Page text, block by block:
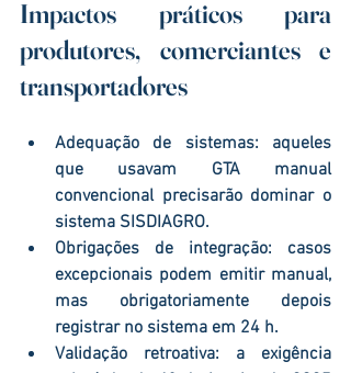
Impactos práticos para
produtores, comerciantes e
transportadores
Adequação de sistemas: aqueles
que usavam GTA manual
convencional precisarão dominar o
sistema SISDIAGRO.
Obrigações de integração: casos
excepcionais podem emitir manual,
mas obrigatoriamente depois
registrar no sistema em 24 h.
Validação retroativa: a exigência